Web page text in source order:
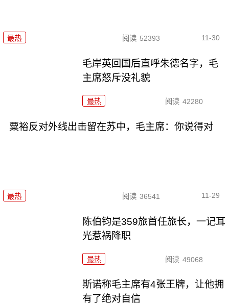
最热 阅读 52393 11-30
毛岸英回国后直呼朱德名字，毛
主席怒斥没礼貌
最热 阅读 42280
粟裕反对外线出击留在苏中，毛主席：你说得对
最热 阅读 36541 11-29
陈伯钧是359旅首任旅长，一记耳
光惹祸降职
最热 阅读 49068
斯诺称毛主席有4张王牌，让他拥
有了绝对自信